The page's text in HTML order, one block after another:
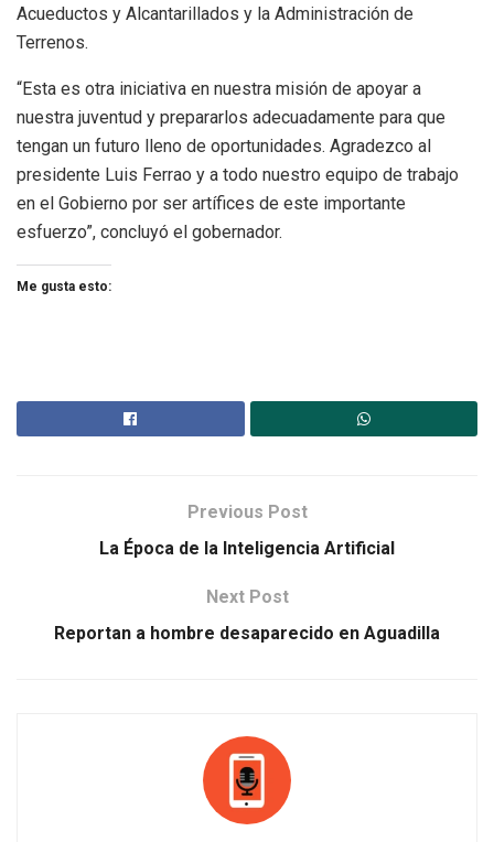
Acueductos y Alcantarillados y la Administración de
Terrenos.
“Esta es otra iniciativa en nuestra misión de apoyar a
nuestra juventud y prepararlos adecuadamente para que
tengan un futuro lleno de oportunidades. Agradezco al
presidente Luis Ferrao y a todo nuestro equipo de trabajo
en el Gobierno por ser artífices de este importante
esfuerzo”, concluyó el gobernador.
Me gusta esto:
Previous Post
La Época de la Inteligencia Artificial
Next Post
Reportan a hombre desaparecido en Aguadilla